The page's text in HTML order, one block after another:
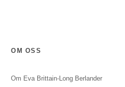
OM OSS
Om Eva Brittain-Long Berlander